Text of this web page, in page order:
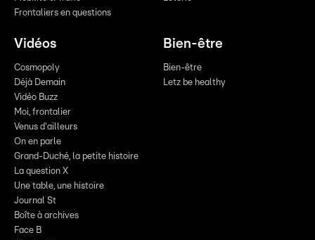
Frontaliers en questions
Vidéos
Cosmopoly
Déjà Demain
Vidéo Buzz
Moi, frontalier
Venus d'ailleurs
On en parle
Grand-Duché, la petite histoire
La question X
Une table, une histoire
Journal St
Boîte à archives
Face B
Bien-être
Bien-être
Letz be healthy